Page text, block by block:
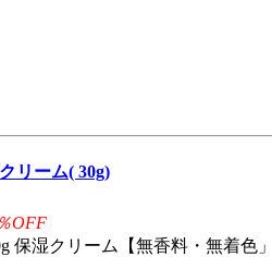
リーム( 30g)
OFF
保湿クリーム【無香料・無着色